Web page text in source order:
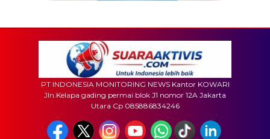
PT INDONESIA MONITORING NEWS Kantor KOWARI
Jln.Kelapa gading permai blok J1 nomor 12A Jakarta
Utara Cp 085886834246